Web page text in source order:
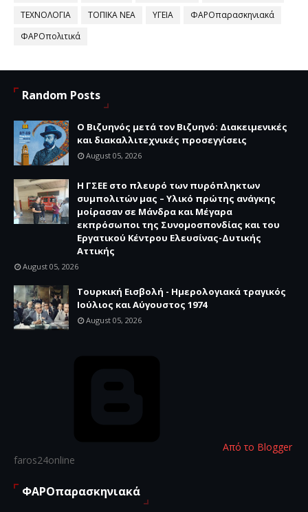
ΤΕΧΝΟΛΟΓΙΑ
ΤΟΠΙΚΑ ΝΕΑ ΥΓΕΙΑ
ΦΑΡΟπαρασκηνιακά
ΦΑΡΟπολιτικά
Random Posts
Ο Βιζυηνός μετά τον Βιζυηνό: Διακειμενικές
και διακαλλιτεχνικές προσεγγίσεις
August 05, 2026
H ΓΣΕΕ στο πλευρό των πυρόπληκτων
συμπολιτών μας – Υλικό πρώτης ανάγκης
μοίρασαν σε Μάνδρα και Μέγαρα
εκπρόσωποι της Συνομοσπονδίας και του
Εργατικού Κέντρου Ελευσίνας-Δυτικής
Αττικής
August 05, 2026
Τουρκική Εισβολή - Ημερολογιακά τραγικός
Ιούλιος και Αύγουστος 1974
August 05, 2026
Από το Blogger
faros24online
ΦΑΡΟπαρασκηνιακά